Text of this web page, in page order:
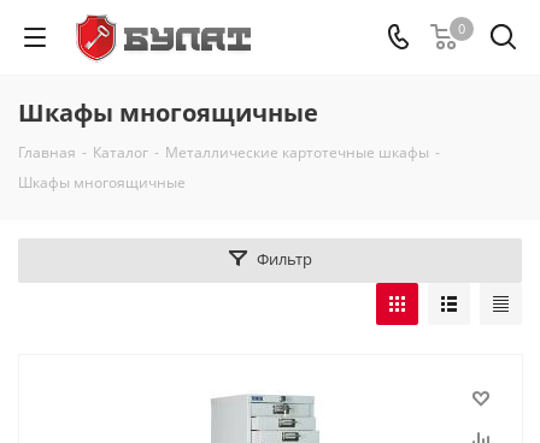
0
Шкафы многоящичные
Главная - Каталог - Металлические картотечные шкафы -
Шкафы многоящичные
Фильтр